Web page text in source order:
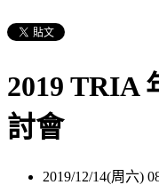
2019 TRIA
討會
2019/12/14(周六)